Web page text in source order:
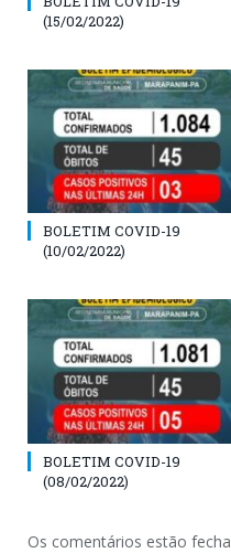
(15/02/2022)
BOLETIM COVID-19
(10/02/2022)
BOLETIM COVID-19
(08/02/2022)
Os comentários estão